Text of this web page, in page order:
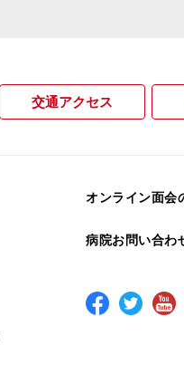
交通アクセス
オンライン面会
病院お問い合わ